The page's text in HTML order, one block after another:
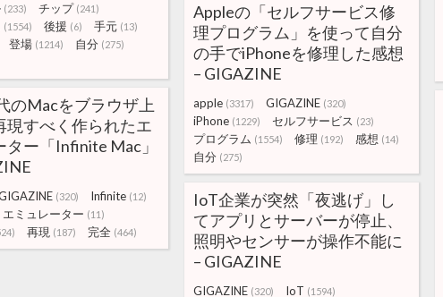
(233) チップ (241)
(1554) 後援 (6) 手元 (13)
登場 (1214) 自分 (275)
Appleの「セルフサービス修
理プログラム」を使って自分
の手でiPhoneを修理した感想
– GIGAZINE
apple (3317) GIGAZINE (320)
iPhone (1229) セルフサービス (23)
プログラム (1554) 修理 (192) 感想 (14)
自分 (275)
のMacをブラウザ上
現すべく作られたエ
ター「Infinite Mac」
(320) Infinite (12)
エミュレーター (11)
再現 (187) 完全 (464)
IoT企業が突然「夜逃げ」し
てアプリとサーバーが停止、
照明やセンサーが操作不能に
– GIGAZINE
GIGAZINE (320) IoT (1594)